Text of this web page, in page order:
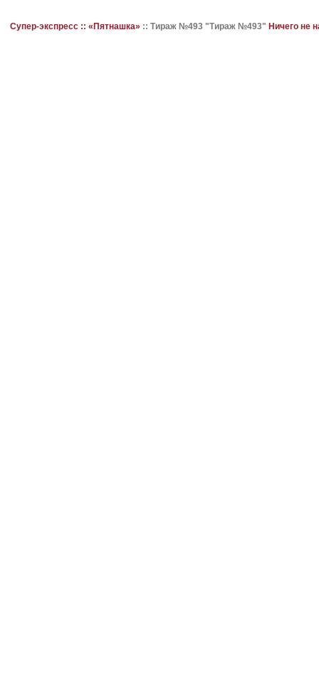
Супер-экспресс :: «Пятнашка» :: Тираж №493 "Тираж №493" Ничего не